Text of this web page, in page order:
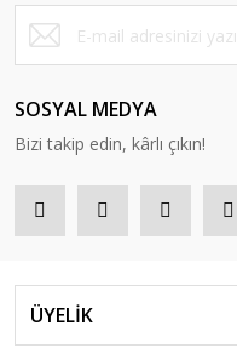
SOSYAL MEDYA
Bizi takip edin, kârlı çıkın!
ÜYELİK